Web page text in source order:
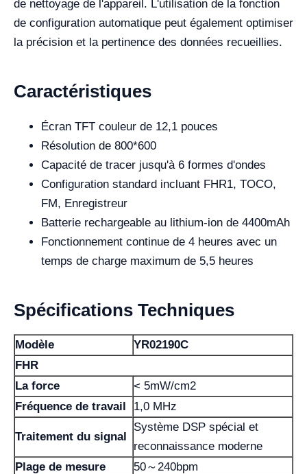
de nettoyage de l'appareil. L'utilisation de la fonction
de configuration automatique peut également optimiser
la précision et la pertinence des données recueillies.
Caractéristiques
Écran TFT couleur de 12,1 pouces
Résolution de 800*600
Capacité de tracer jusqu'à 6 formes d'ondes
Configuration standard incluant FHR1, TOCO,
FM, Enregistreur
Batterie rechargeable au lithium-ion de 4400mAh
Fonctionnement continue de 4 heures avec un
temps de charge maximum de 5,5 heures
Spécifications Techniques
Modèle
YR02190C
FHR
La force
< 5mW/cm2
Fréquence de travail
1,0 MHz
Traitement du signal
Système DSP spécial et
reconnaissance moderne
Plage de mesure
50～240bpm